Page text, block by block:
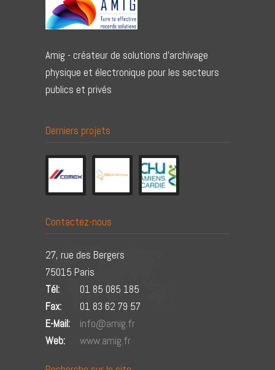
Amig - créateur de solutions d'archivage
physique et électronique pour les secteurs
publics et privés
Derniers projets
Contactez-nous
27, rue des Bergers
75015 Paris
Tél:
01 85 085 185
Fax:
01 83 62 79 57
E-Mail:
info@amig.fr
Web:
www.amig.fr